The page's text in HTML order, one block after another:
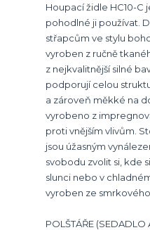
Houpací židle HC10-C
pohodlné ji používat.
střapcům ve stylu
vyroben z ručně
z nejkvalitnější silné
podporují celou
a zároveň měkké na
vyrobeno z
proti vnějším vlivům.
jsou úžasným
svobodu zvolit si, kde
slunci nebo v
vyroben ze
POLŠTÁŘE